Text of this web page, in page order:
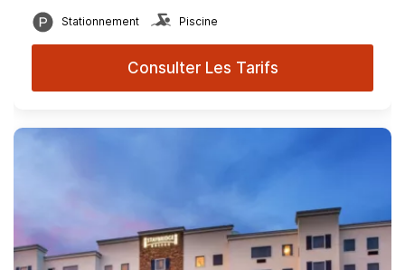
Stationnement Piscine
Consulter Les Tarifs